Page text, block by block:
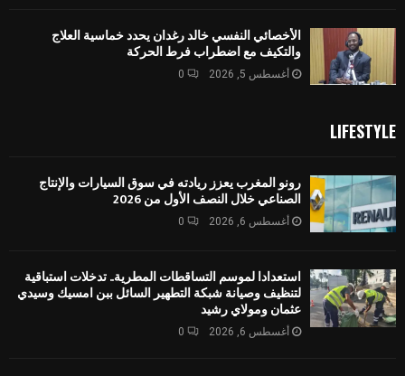
الأخصائي النفسي خالد رغدان يحدد خماسية العلاج
والتكيف مع اضطراب فرط الحركة
أغسطس 5, 2026 0
LIFESTYLE
رونو المغرب يعزز ريادته في سوق السيارات والإنتاج
الصناعي خلال النصف الأول من 2026
أغسطس 6, 2026 0
استعدادا لموسم التساقطات المطرية.. تدخلات استباقية
لتنظيف وصيانة شبكة التطهير السائل ببن امسيك وسيدي
عثمان ومولاي رشيد
أغسطس 6, 2026 0